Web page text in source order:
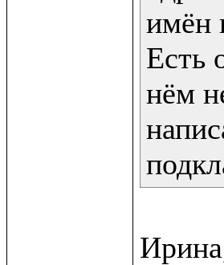
имён
Есть
нём